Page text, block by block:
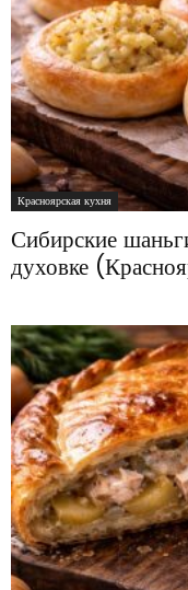
Красноярская кухня
Сибирские
духовке